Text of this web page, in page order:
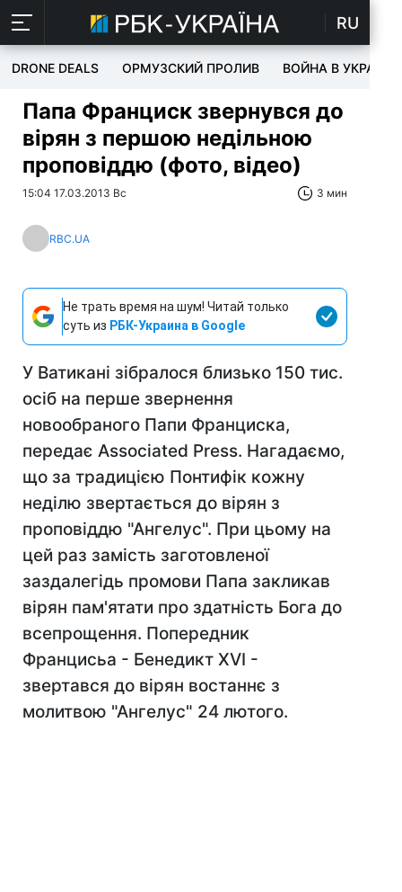
RU
DRONE DEALS ОРМУЗСКИЙ ПРОЛИВ ВОЙНА В УКРАИНЕ
Папа Франциск звернувся до
вірян з першою недільною
проповіддю (фото, відео)
15:04 17.03.2013 Вс 3 мин
RBC.UA
Не трать время на шум! Читай только
суть из РБК-Украина в Google
У Ватикані зібралося близько 150 тис.
осіб на перше звернення
новообраного Папи Франциска,
передає Associated Press. Нагадаємо,
що за традицією Понтифік кожну
неділю звертається до вірян з
проповіддю "Ангелус". При цьому на
цей раз замість заготовленої
заздалегідь промови Папа закликав
вірян пам'ятати про здатність Бога до
всепрощення. Попередник
Францисьа - Бенедикт XVI -
звертався до вірян востаннє з
молитвою "Ангелус" 24 лютого.